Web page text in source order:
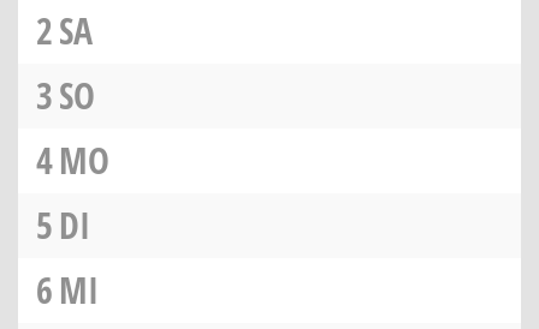
2SA
3SO
4MO
5DI
6MI